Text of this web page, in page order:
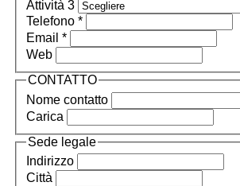
Attività 3
Telefono *
Email *
Web
CONTATTO
Nome contatto
Carica
Sede legale
Indirizzo
Città